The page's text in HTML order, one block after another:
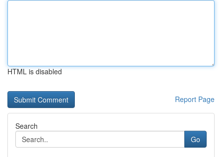
HTML is disabled
Report Page
Search
Go